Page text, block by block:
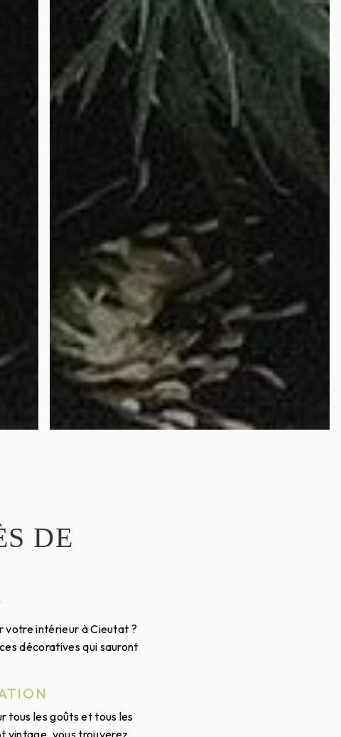
DE
votre intérieur à Cieutat ?
décoratives qui sauront
tous les goûts et tous les
vintage, vous trouverez